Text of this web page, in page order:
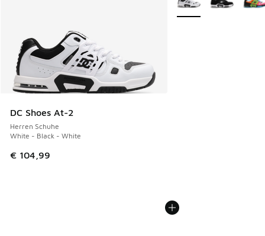
DC Shoes At-2
Herren Schuhe
White - Black - White
€ 104,99